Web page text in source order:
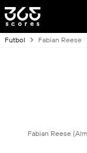
Futbol Fabian Reese
Fabian Reese